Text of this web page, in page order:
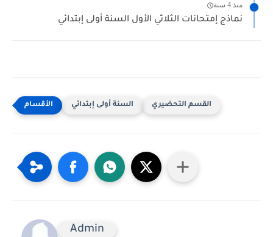
منذ 4 سنة
نماذج إمتحانات الثلاثي الأول السنة أولى إبتدائي
السنة أولى إبتدائي القسم التحضيري
Admin